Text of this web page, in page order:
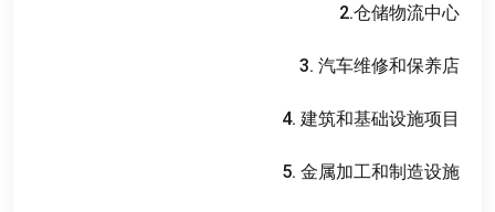
2.仓储物流中心
3. 汽车维修和保养店
4. 建筑和基础设施项目
5. 金属加工和制造设施